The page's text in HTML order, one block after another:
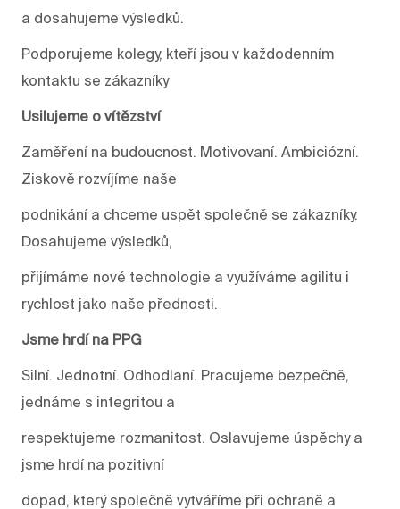
a dosahujeme výsledků.
Podporujeme kolegy, kteří jsou v každodenním
kontaktu se zákazníky
Usilujeme o vítězství
Zaměření na budoucnost. Motivovaní. Ambiciózní.
Ziskově rozvíjíme naše
podnikání a chceme uspět společně se zákazníky.
Dosahujeme výsledků,
přijímáme nové technologie a využíváme agilitu i
rychlost jako naše přednosti.
Jsme hrdí na PPG
Silní. Jednotní. Odhodlaní. Pracujeme bezpečně,
jednáme s integritou a
respektujeme rozmanitost. Oslavujeme úspěchy a
jsme hrdí na pozitivní
dopad, který společně vytváříme při ochraně a